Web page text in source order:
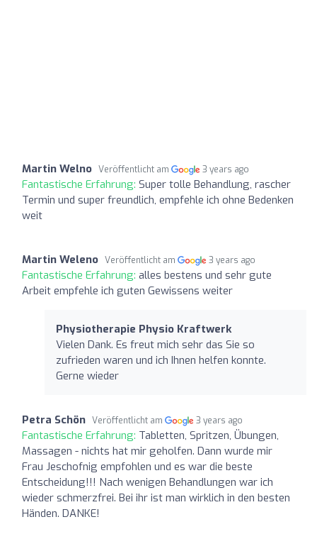
Martin Welno Veröffentlicht am 3 years ago
Fantastische Erfahrung: Super tolle Behandlung, rascher
Termin und super freundlich, empfehle ich ohne Bedenken
weit
Martin Weleno Veröffentlicht am 3 years ago
Fantastische Erfahrung: alles bestens und sehr gute
Arbeit empfehle ich guten Gewissens weiter
Physiotherapie Physio Kraftwerk
Vielen Dank. Es freut mich sehr das Sie so
zufrieden waren und ich Ihnen helfen konnte.
Gerne wieder
Petra Schön Veröffentlicht am 3 years ago
Fantastische Erfahrung: Tabletten, Spritzen, Übungen,
Massagen - nichts hat mir geholfen. Dann wurde mir
Frau Jeschofnig empfohlen und es war die beste
Entscheidung!!! Nach wenigen Behandlungen war ich
wieder schmerzfrei. Bei ihr ist man wirklich in den besten
Händen. DANKE!